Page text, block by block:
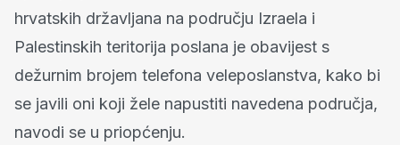
hrvatskih državljana na području Izraela i
Palestinskih teritorija poslana je obavijest s
dežurnim brojem telefona veleposlanstva, kako bi
se javili oni koji žele napustiti navedena područja,
navodi se u priopćenju.